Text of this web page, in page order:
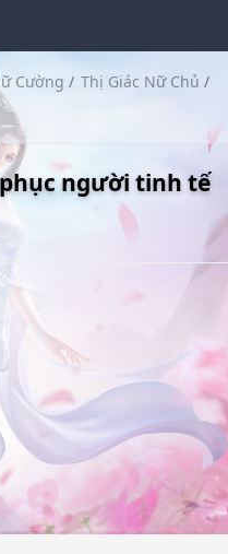
Cường / Thị Giác Nữ Chủ /
người tinh tế